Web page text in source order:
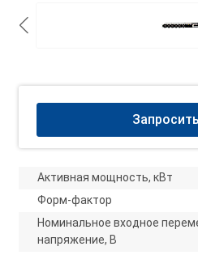
Активная мощность, кВт
Форм-фактор
Номинальное входное
напряжение, В